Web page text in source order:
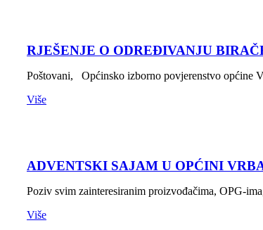
RJEŠENJE O ODREĐIVANJU
Poštovani, Općinsko izborno povjerenstvo općine
Više
ADVENTSKI SAJAM U OPĆINI
Poziv svim zainteresiranim proizvođačima, OPG-
Više